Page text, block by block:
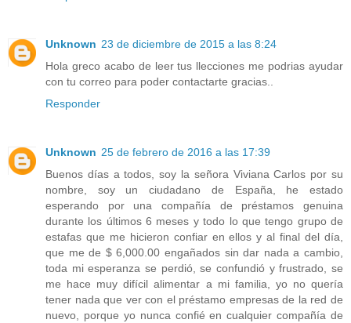
Unknown 23 de diciembre de 2015 a las 8:24
Hola greco acabo de leer tus llecciones me podrias ayudar
con tu correo para poder contactarte gracias..
Responder
Unknown 25 de febrero de 2016 a las 17:39
Buenos días a todos, soy la señora Viviana Carlos por su
nombre, soy un ciudadano de España, he estado
esperando por una compañía de préstamos genuina
durante los últimos 6 meses y todo lo que tengo grupo de
estafas que me hicieron confiar en ellos y al final del día,
que me de $ 6,000.00 engañados sin dar nada a cambio,
toda mi esperanza se perdió, se confundió y frustrado, se
me hace muy difícil alimentar a mi familia, yo no quería
tener nada que ver con el préstamo empresas de la red de
nuevo, porque yo nunca confié en cualquier compañía de